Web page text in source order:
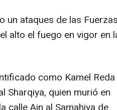
un ataques de las Fuerzas
alto el fuego en vigor en
como Kamel Reda
Sharqiya, quien murió en